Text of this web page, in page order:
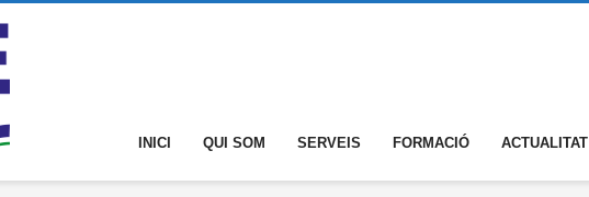
INICI QUI SOM SERVEIS FORMACIÓ ACTUALITAT